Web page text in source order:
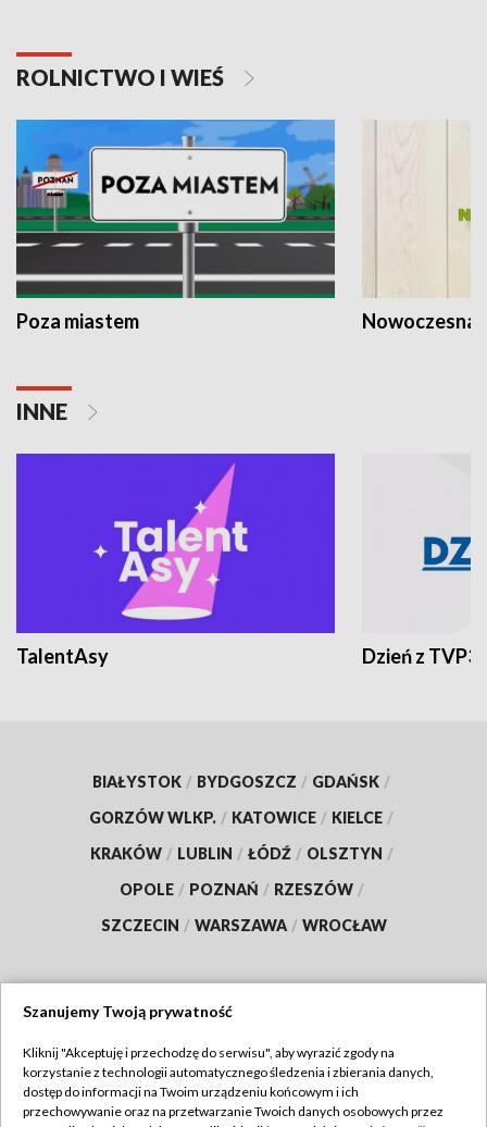
ROLNICTWO I WIEŚ
Poza miastem Nowoczesna
INNE
TalentAsy Dzień z TVP3
BIAŁYSTOK / BYDGOSZCZ / GDAŃSK /
GORZÓW WLKP. / KATOWICE / KIELCE /
KRAKÓW / LUBLIN / ŁÓDŹ / OLSZTYN /
OPOLE / POZNAŃ / RZESZÓW /
SZCZECIN / WARSZAWA / WROCŁAW
TVP
Abonament TVP
Regulamin TVP
Szanujemy Twoją prywatność
Kliknij "Akceptuję i przechodzę do serwisu", aby wyrazić zgody na
korzystanie z technologii automatycznego śledzenia i zbierania danych,
dostęp do informacji na Twoim urządzeniu końcowym i ich
przechowywanie oraz na przetwarzanie Twoich danych osobowych przez